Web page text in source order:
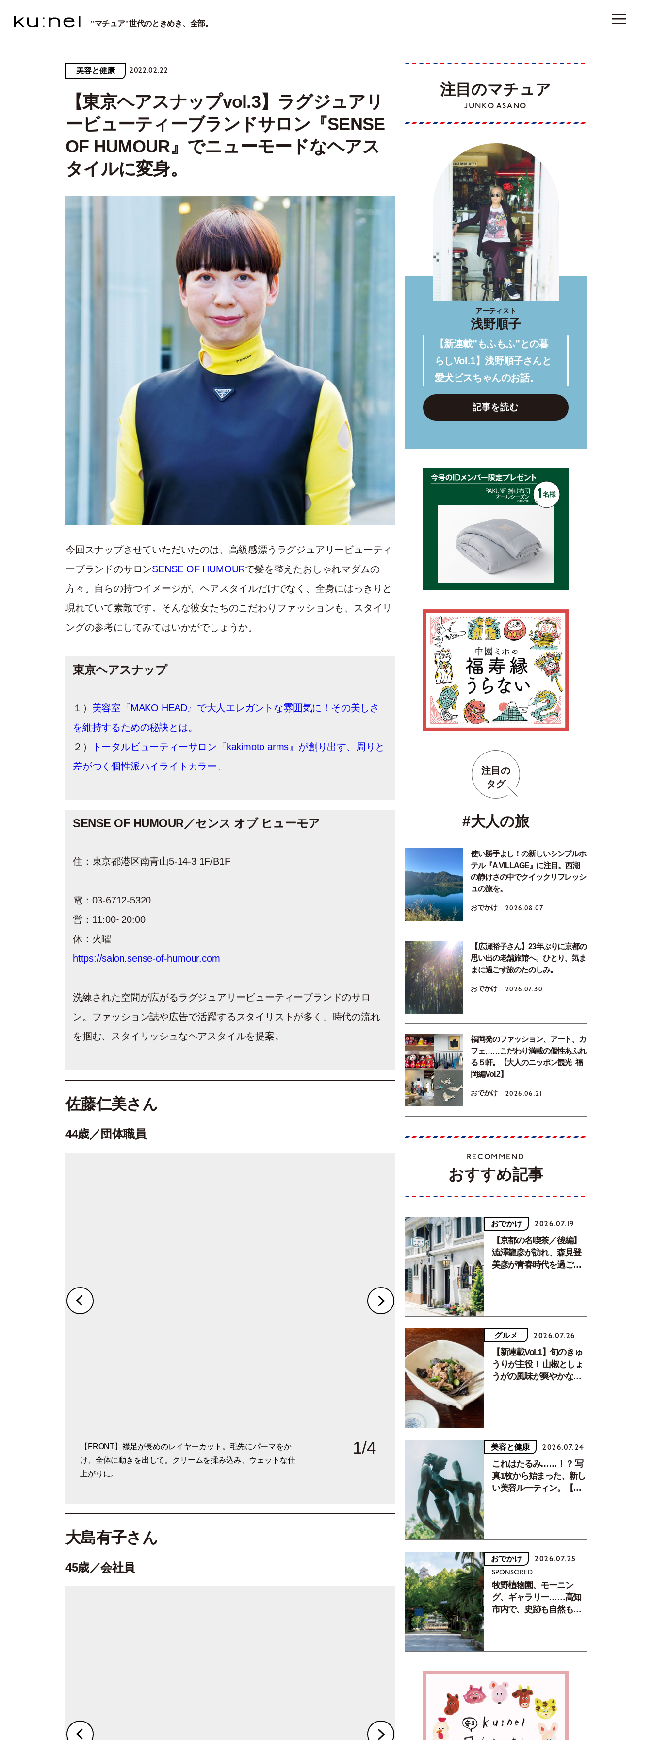
"マチュア"世代のときめき、全部。
美容と健康 2022.02.22
【東京ヘアスナップvol.3】ラグジュアリ
ービューティーブランドサロン『SENSE
OF HUMOUR』でニューモードなヘアス
タイルに変身。
今回スナップさせていただいたのは、高級感漂うラグジュアリービューティ
ーブランドのサロンSENSE OF HUMOURで髪を整えたおしゃれマダムの
方々。自らの持つイメージが、ヘアスタイルだけでなく、全身にはっきりと
現れていて素敵です。そんな彼女たちのこだわりファッションも、スタイリ
ングの参考にしてみてはいかがでしょうか。
東京ヘアスナップ
１） 美容室『MAKO HEAD』で大人エレガントな雰囲気に！その美しさ
を維持するための秘訣とは。
２）
トータルビューティーサロン『kakimoto arms』が創り出す、周りと
差がつく個性派ハイライトカラー。
SENSE OF HUMOUR／センス オブ ヒューモア
住：東京都港区南青山5-14-3 1F/B1F
電：03-6712-5320
営：11:00~20:00
休：火曜
https://salon.sense-of-humour.com
洗練された空間が広がるラグジュアリービューティーブランドのサロ
ン。ファッション誌や広告で活躍するスタイリストが多く、時代の流れ
を掴む、スタイリッシュなヘアスタイルを提案。
佐藤仁美さん
44歳／団体職員
【FRONT】襟足が長めのレイヤーカット。毛先にパーマをか
け、全体に動きを出して。クリームを揉み込み、ウェットな仕
上がりに。
【SIDE】レッドオレンジのカラーは、光によって濃淡を生み、
より個性的な印象に。
【BACK】ピンタレストやSNSを参考に、積極的に新しいスタ
イルを探しているそう。
アイライナーなどメイクもオレンジ系でまとめて、トータルコ
ーディネートを完成。
1/4
大島有子さん
45歳／会社員
注目のマチュア
JUNKO ASANO
アーティスト
浅野順子
【新連載”もふもふ”との暮
らしVol.1】浅野順子さんと
愛犬ビスちゃんのお話。
記事を読む
注目の
タグ
#大人の旅
使い勝手よし！の新しいシンプルホ
テル『A VILLAGE』に注目。西湖
の静けさの中でクイックリフレッシ
ュの旅を。
おでかけ 2026.08.07
【広瀬裕子さん】23年ぶりに京都の
思い出の老舗旅館へ。ひとり、気ま
まに過ごす旅のたのしみ。
おでかけ 2026.07.30
福岡発のファッション、アート、カ
フェ……こだわり満載の個性あふれ
る５軒。【大人のニッポン観光_福
岡編Vol.2】
おでかけ 2026.06.21
RECOMMEND
おすすめ記事
おでかけ 2026.07.19
【京都の名喫茶／後編】
澁澤龍彦が訪れ、森見登
美彦が青春時代を過ごし
グルメ 2026.07.26
【新連載Vol.1】旬のきゅ
うりが主役！ 山椒としょ
うがの風味が爽やかな、
美容と健康 2026.07.24
これはたるみ……！？ 写
真1枚から始まった、新し
い美容ルーティン。【中
おでかけ 2026.07.25
SPONSORED
牧野植物園、モーニン
グ、ギャラリー……高知
市内で、史跡も自然もグ